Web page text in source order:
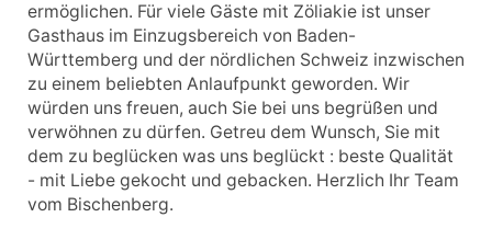
ermöglichen. Für viele Gäste mit Zöliakie ist unser
Gasthaus im Einzugsbereich von Baden-
Württemberg und der nördlichen Schweiz inzwischen
zu einem beliebten Anlaufpunkt geworden. Wir
würden uns freuen, auch Sie bei uns begrüßen und
verwöhnen zu dürfen. Getreu dem Wunsch, Sie mit
dem zu beglücken was uns beglückt : beste Qualität
- mit Liebe gekocht und gebacken. Herzlich Ihr Team
vom Bischenberg.